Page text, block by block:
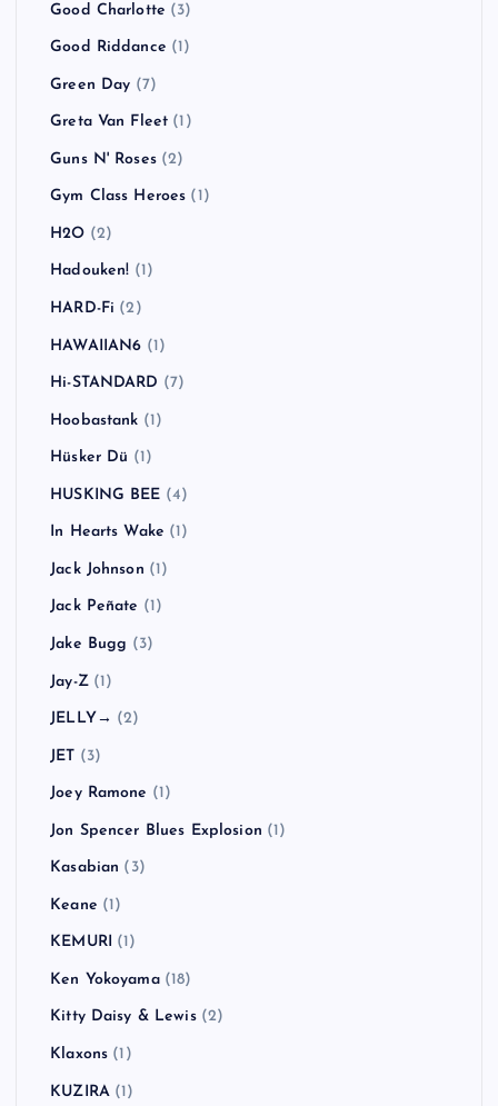
Good Charlotte (3)
Good Riddance (1)
Green Day (7)
Greta Van Fleet (1)
Guns N' Roses(2)
Gym Class Heroes (1)
H2O (2)
Hadouken! (1)
HARD-Fi (2)
HAWAIIAN6 (1)
Hi-STANDARD (7)
Hoobastank (1)
Hüsker Dü (1)
HUSKING BEE (4)
In Hearts Wake (1)
Jack Johnson (1)
Jack Peñate (1)
Jake Bugg (3)
Jay-Z(1)
JELLY→ (2)
JET (3)
Joey Ramone (1)
Jon Spencer Blues Explosion (1)
Kasabian (3)
Keane (1)
KEMURI (1)
Ken Yokoyama(18)
Kitty Daisy & Lewis(2)
Klaxons (1)
KUZIRA(1)